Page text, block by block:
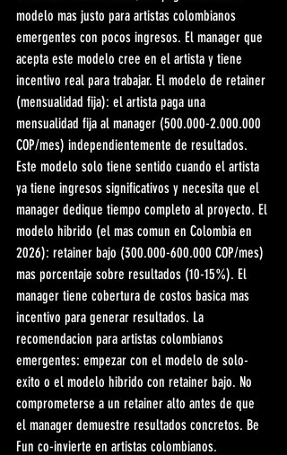
modelo mas justo para artistas colombianos
emergentes con pocos ingresos. El manager que
acepta este modelo cree en el artista y tiene
incentivo real para trabajar. El modelo de retainer
(mensualidad fija): el artista paga una
mensualidad fija al manager (500.000-2.000.000
COP/mes) independientemente de resultados.
Este modelo solo tiene sentido cuando el artista
ya tiene ingresos significativos y necesita que el
manager dedique tiempo completo al proyecto. El
modelo hibrido (el mas comun en Colombia en
2026): retainer bajo (300.000-600.000 COP/mes)
mas porcentaje sobre resultados (10-15%). El
manager tiene cobertura de costos basica mas
incentivo para generar resultados. La
recomendacion para artistas colombianos
emergentes: empezar con el modelo de solo-
exito o el modelo hibrido con retainer bajo. No
comprometerse a un retainer alto antes de que
el manager demuestre resultados concretos. Be
Fun co-invierte en artistas colombianos.